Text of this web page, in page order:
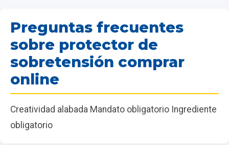
Preguntas frecuentes
sobre protector de
sobretensión comprar
online
Creatividad alabada Mandato obligatorio Ingrediente
obligatorio